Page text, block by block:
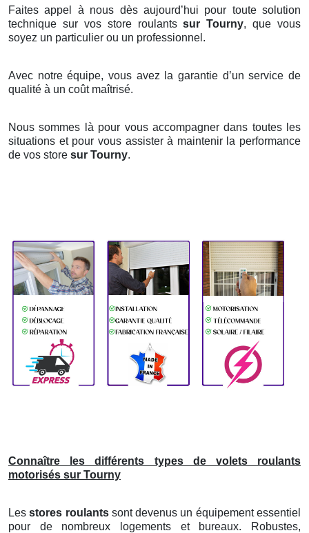
Faites appel à nous dès aujourd’hui pour toute solution
technique sur vos store roulantssur Tourny, que vous
soyez un particulier ou un professionnel.
Avec notre équipe, vous avez la garantie d’un service de
qualité à un coût maîtrisé.
Nous sommes là pour vous accompagner dans toutes les
situations et pour vous assister à maintenir la performance
de vos store sur Tourny.
Connaître les différents types de volets roulants
motorisés sur Tourny
Lesstores roulantssont devenus un équipement essentiel
pour de nombreux logements et bureaux. Robustes,